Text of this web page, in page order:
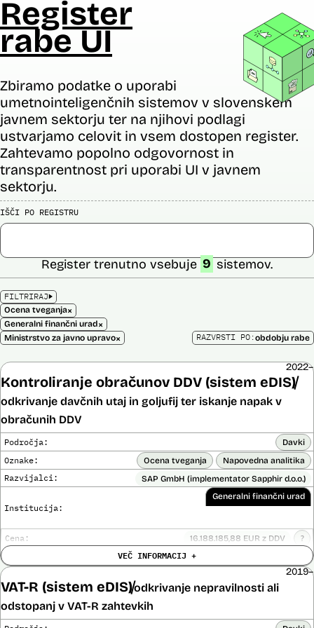
Register
rabe UI
Zbiramo podatke o uporabi
umetnointeligenčnih sistemov v slovenskem
javnem sektorju ter na njihovi podlagi
ustvarjamo celovit in vsem dostopen register.
Zahtevamo popolno odgovornost in
transparentnost pri uporabi UI v javnem
sektorju.
IŠČI PO REGISTRU
FILTRIRAJ
Ocena tveganja×
Generalni finančni urad×
Ministrstvo za javno upravo×
Register trenutno vsebuje 9 sistemov.
RAZVRSTI PO:obdobju rabe
Kontroliranje obračunov DDV (sistem eDIS)
odkrivanje davčnih utaj in goljufij ter iskanje napak v
obračunih DDV
2022–
Področja: Davki
Oznake: Ocena tveganja Napovedna analitika
Razvijalci: SAP GmbH (implementator Sapphir d.o.o.)
Institucija:
Generalni finančni urad
Cena: 16.188.185,88 EUR z DDV ?
licence:
opravljena:
Analiza učinka na osebne podatke opravljena:
Posodobljeno: 3. december 2024
VEČ INFORMACIJ +
VAT-R (sistem eDIS)odkrivanje nepravilnosti ali
odstopanj v VAT-R zahtevkih
2019–